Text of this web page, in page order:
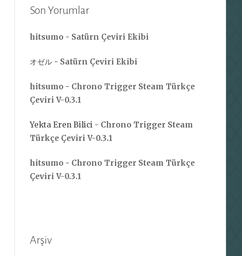
Son Yorumlar
hitsumo - Satürn Çeviri Ekibi
オゼル - Satürn Çeviri Ekibi
hitsumo - Chrono Trigger Steam Türkçe
Çeviri V-0.3.1
Yekta Eren Bilici - Chrono Trigger Steam
Türkçe Çeviri V-0.3.1
hitsumo - Chrono Trigger Steam Türkçe
Çeviri V-0.3.1
Arşiv